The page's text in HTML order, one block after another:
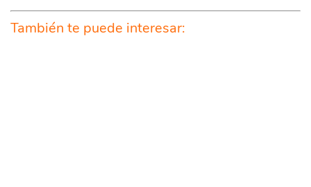
También te puede interesar: